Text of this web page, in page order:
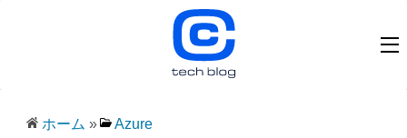
ホーム » Azure